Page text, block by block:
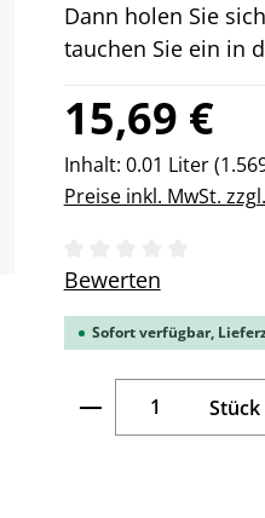
Dann holen Sie
tauchen Sie ein in
Regulärer Preis:
15,69 €
Inhalt: 0.01 Liter
Preise inkl. MwSt.
Durchschnittliche
Bewerten
Sofort verfügbar,
Produkt Stück